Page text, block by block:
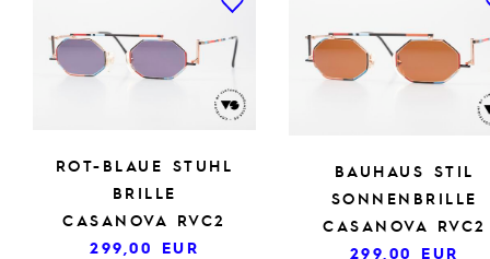
ROT-BLAUE STUHL
BRILLE
CASANOVA RVC2
299,00 EUR
BAUHAUS STIL
SONNENBRILLE
CASANOVA RVC2
299,00 EUR